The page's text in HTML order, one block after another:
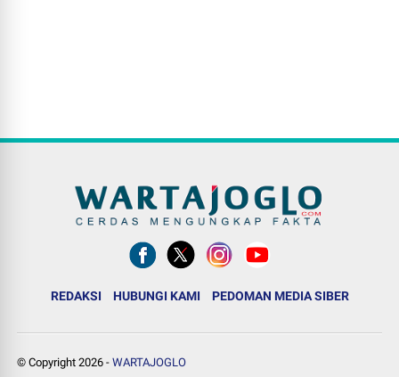
REDAKSI HUBUNGI KAMI PEDOMAN MEDIA SIBER
© Copyright2026 -WARTAJOGLO